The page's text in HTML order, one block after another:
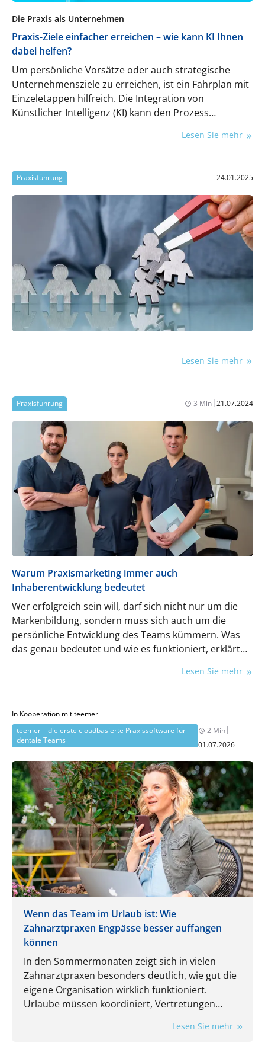
Die Praxis als Unternehmen
Praxis-Ziele einfacher erreichen – wie kann KI Ihnen
dabei helfen?
Um persönliche Vorsätze oder auch strategische
Unternehmensziele zu erreichen, ist ein Fahrplan mit
Einzeletappen hilfreich. Die Integration von
Künstlicher Intelligenz (KI) kann den Prozess
Lesen Sie mehr
Praxisführung 24.01.2025
Lesen Sie mehr
Praxisführung 3 Min|21.07.2024
Warum Praxismarketing immer auch
Inhaberentwicklung bedeutet
Wer erfolgreich sein will, darf sich nicht nur um die
Markenbildung, sondern muss sich auch um die
persönliche Entwicklung des Teams kümmern. Was
das genau bedeutet und wie es funktioniert, erklärt
Lesen Sie mehr
In Kooperation mit teemer
teemer – die erste cloudbasierte Praxissoftware für
dentale Teams
2 Min|
01.07.2026
Wenn das Team im Urlaub ist: Wie
Zahnarztpraxen Engpässe besser auffangen
können
In den Sommermonaten zeigt sich in vielen
Zahnarztpraxen besonders deutlich, wie gut die
eigene Organisation wirklich funktioniert.
Urlaube müssen koordiniert, Vertretungen
zuverlässig erledigt werden. Gerade dann wird
Lesen Sie mehr